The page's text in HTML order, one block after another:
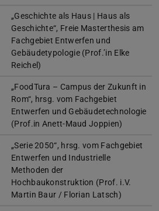
„Geschichte als Haus | Haus als
Geschichte“, Freie Masterthesis am
Fachgebiet Entwerfen und
Gebäudetypologie (Prof.’in Elke
Reichel)
„FoodTura – Campus der Zukunft in
Rom“, hrsg. vom Fachgebiet
Entwerfen und Gebäudetechnologie
(Prof.in Anett-Maud Joppien)
„Serie 2050“, hrsg. vom Fachgebiet
Entwerfen und Industrielle
Methoden der
Hochbaukonstruktion (Prof. i.V.
Martin Baur / Florian Latsch)